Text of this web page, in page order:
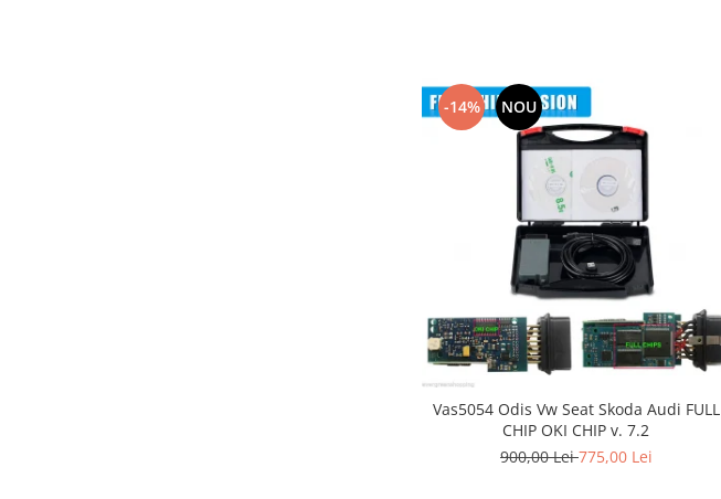
-14% NOU
Vas5054 Odis Vw Seat Skoda Audi FULL
CHIP OKI CHIP v. 7.2
900,00 Lei775,00 Lei